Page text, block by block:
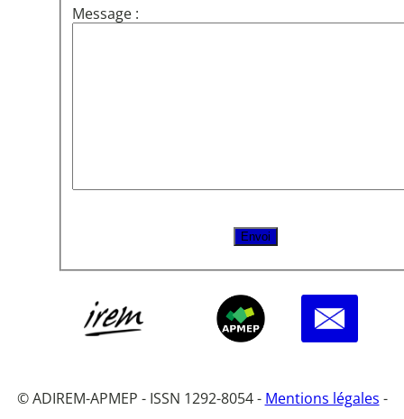
Message :
© ADIREM-APMEP - ISSN 1292-8054 - Mentions légales -